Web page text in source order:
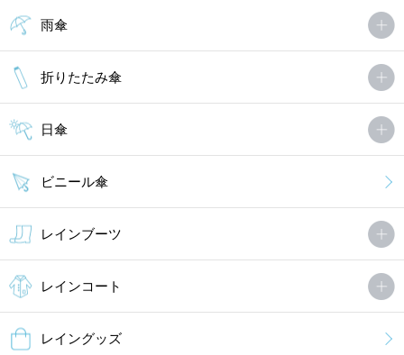
雨傘
折りたたみ傘
日傘
ビニール傘
レインブーツ
レインコート
レイングッズ